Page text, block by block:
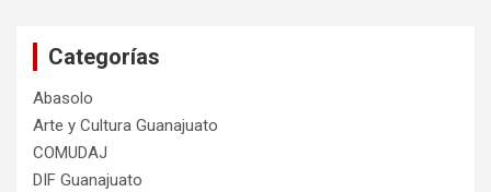
Categorías
Abasolo
Arte y Cultura Guanajuato
COMUDAJ
DIF Guanajuato